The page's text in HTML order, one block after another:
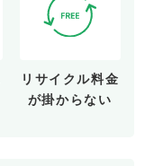
リサイクル料金
が掛からない